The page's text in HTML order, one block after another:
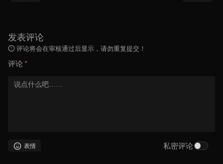
发表评论
评论将会在审核通过后显示，请勿重复提交！
评论 *
表情 私密评论